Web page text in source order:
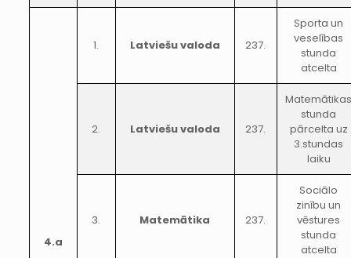
4.a
1. Latviešu valoda 237.
Sporta un
veselības
stunda
atcelta
2. Latviešu valoda 237.
stunda
pārcelta uz
3.stundas
laiku
3. Matemātika 237.
Sociālo
zinību un
vēstures
stunda
atcelta